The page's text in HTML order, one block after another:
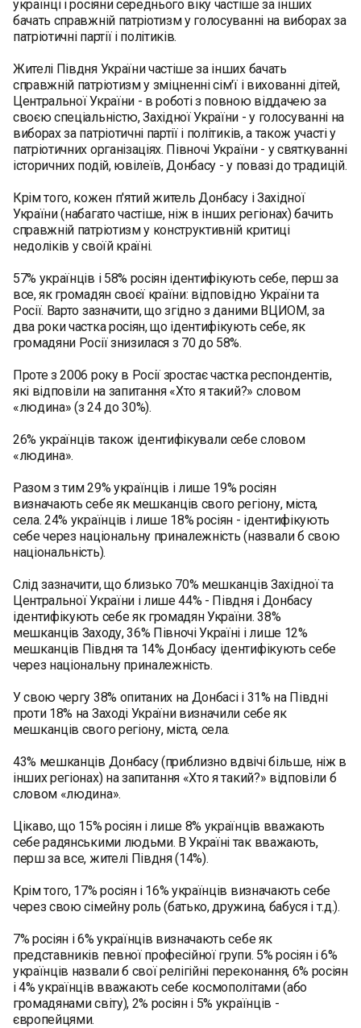
українці і росіяни середнього віку частіше за інших
бачать справжній патріотизм у голосуванні на виборах за
патріотичні партії і політиків.
Жителі Півдня України частіше за інших бачать
справжній патріотизм у зміцненні сім'ї і вихованні дітей,
Центральної України - в роботі з повною віддачею за
своєю спеціальністю, Західної України - у голосуванні на
виборах за патріотичні партії і політиків, а також участі у
патріотичних організаціях. Півночі України - у святкуванні
історичних подій, ювілеїв, Донбасу - у повазі до традицій.
Крім того, кожен п'ятий житель Донбасу і Західної
України (набагато частіше, ніж в інших регіонах) бачить
справжній патріотизм у конструктивній критиці
недоліків у своїй країні.
57% українців і 58% росіян ідентифікують себе, перш за
все, як громадян своєї країни: відповідно України та
Росії. Варто зазначити, що згідно з даними ВЦИОМ, за
два роки частка росіян, що ідентифікують себе, як
громадяни Росії знизилася з 70 до 58%.
Проте з 2006 року в Росії зростає частка респондентів,
які відповіли на запитання «Хто я такий?» словом
«людина» (з 24 до 30%).
26% українців також ідентифікували себе словом
«людина».
Разом з тим 29% українців і лише 19% росіян
визначають себе як мешканців свого регіону, міста,
села. 24% українців і лише 18% росіян - ідентифікують
себе через національну приналежність (назвали б свою
національність).
Слід зазначити, що близько 70% мешканців Західної та
Центральної України і лише 44% - Півдня і Донбасу
ідентифікують себе як громадян України. 38%
мешканців Заходу, 36% Півночі Україні і лише 12%
мешканців Півдня та 14% Донбасу ідентифікують себе
через національну приналежність.
У свою чергу 38% опитаних на Донбасі і 31% на Півдні
проти 18% на Заході України визначили себе як
мешканців свого регіону, міста, села.
43% мешканців Донбасу (приблизно вдвічі більше, ніж в
інших регіонах) на запитання «Хто я такий?» відповіли б
словом «людина».
Цікаво, що 15% росіян і лише 8% українців вважають
себе радянськими людьми. В Україні так вважають,
перш за все, жителі Півдня (14%).
Крім того, 17% росіян і 16% українців визначають себе
через свою сімейну роль (батько, дружина, бабуся і т.д.).
7% росіян і 6% українців визначають себе як
представників певної професійної групи. 5% росіян і 6%
українців назвали б свої релігійні переконання, 6% росіян
і 4% українців вважають себе космополітами (або
громадянами світу), 2% росіян і 5% українців -
європейцями.